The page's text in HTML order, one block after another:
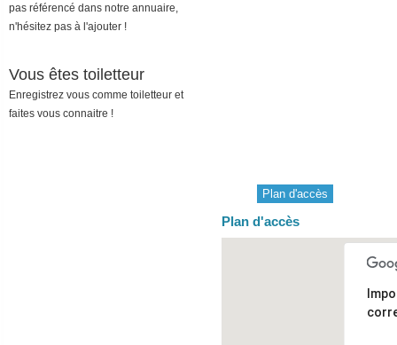
Plan d'accès
Plan d'accès
pas référencé dans notre annuaire,
n'hésitez pas à l'ajouter !
Vous êtes toiletteur
Enregistrez vous comme toiletteur et
faites vous connaitre !